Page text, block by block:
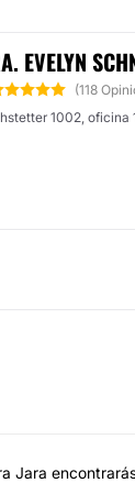
EVELYN
(118
1002, oficina
Jara